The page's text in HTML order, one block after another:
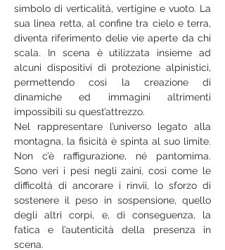
simbolo di verticalità, vertigine e vuoto. La
sua linea retta, al confine tra cielo e terra,
diventa riferimento delie vie aperte da chi
scala. In scena è utilizzata insieme ad
alcuni dispositivi di protezione alpinistici,
permettendo così la creazione di
dinamiche ed immagini altrimenti
impossibili su quest’attrezzo.
Nel rappresentare l’universo legato alla
montagna, la fisicità è spinta al suo limite.
Non c’è raffigurazione, né pantomima.
Sono veri i pesi negli zaini, così come le
difficoltà di ancorare i rinvii, lo sforzo di
sostenere il peso in sospensione, quello
degli altri corpi, e, di conseguenza, la
fatica e l’autenticità della presenza in
scena.